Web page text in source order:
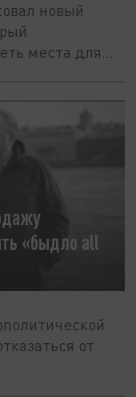
новый
места для
«быдло all
от